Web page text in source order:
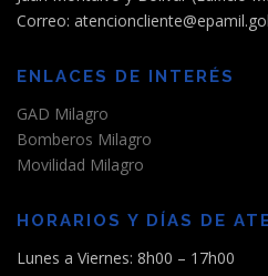
Correo:
ENLACES DE INTERÉS
GAD Milagro
Bomberos Milagro
Movilidad Milagro
HORARIOS Y DÍAS DE
Lunes a Viernes: 8h00 – 17h00